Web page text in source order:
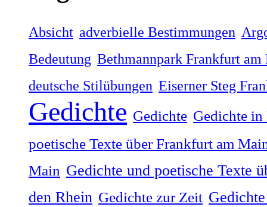
Absicht adverbielle Bestimmungen
Bedeutung Bethmannpark Frankfurt am
deutsche Stilübungen Eiserner Steg
Gedichte Gedichte Gedichte in
poetische Texte über Frankfurt am
Main Gedichte und poetische Texte
den Rhein Gedichte zur Zeit